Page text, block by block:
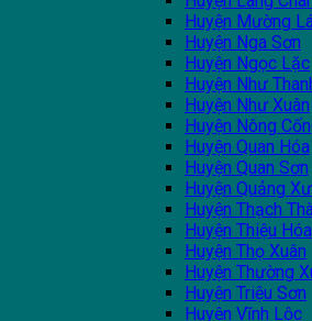
Huyện Mường
Huyện Nga Sơn
Huyện Ngọc Lặc
Huyện Như
Huyện Như Xuân
Huyện Nông
Huyện Quan Hóa
Huyện Quan Sơn
Huyện Quảng
Huyện Thạch
Huyện Thiệu Hóa
Huyện Thọ Xuân
Huyện Thường
Huyện Triệu Sơn
Huyện Vĩnh Lộc